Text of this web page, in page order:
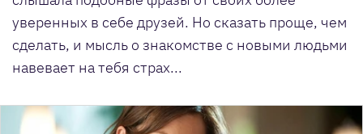
уверенных в себе друзей. Но сказать проще, чем
сделать, и мысль о знакомстве с новыми людьми
навевает на тебя страх...